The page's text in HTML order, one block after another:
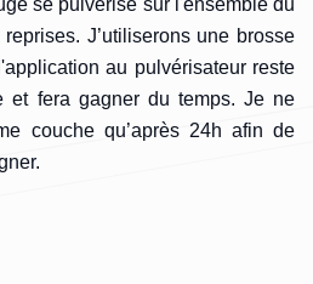
J’utiliserons une brosse
au pulvérisateur reste
et fera gagner du temps. Je ne
couche qu’après 24h afin de